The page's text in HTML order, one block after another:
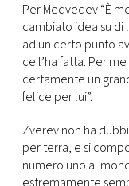
Per Medvedev “È
cambiato idea su di
ad un certo punto
ce l’ha fatta. Per
certamente un
felice per lui”.
Zverev non ha
per terra, e si
numero uno al